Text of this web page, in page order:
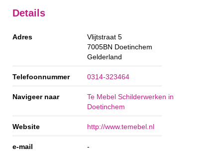
Details
Adres
Vlijtstraat 5
7005BN Doetinchem
Gelderland
Telefoonnummer 0314-323464
Navigeer naar
Te Mebel Schilderwerken in
Doetinchem
Website http://www.temebel.nl
e-mail -